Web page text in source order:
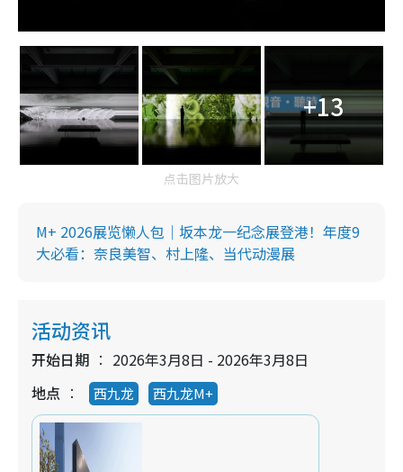
+13
点击图片放大
M+ 2026展览懒人包｜坂本龙一纪念展登港！年度9
大必看：奈良美智、村上隆、当代动漫展
活动资讯
开始日期
2026年3月8日 - 2026年3月8日
地点
西九龙 西九龙M+